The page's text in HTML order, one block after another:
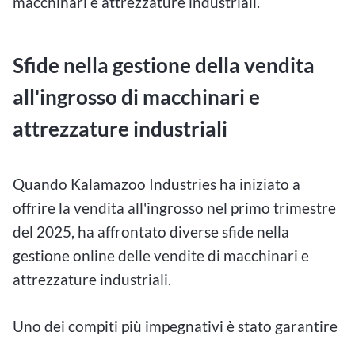
Sfide nella gestione della vendita
all'ingrosso di macchinari e
attrezzature industriali
Quando Kalamazoo Industries ha iniziato a
offrire la vendita all'ingrosso nel primo trimestre
del 2025, ha affrontato diverse sfide nella
gestione online delle vendite di macchinari e
attrezzature industriali.
Uno dei compiti più impegnativi è stato garantire